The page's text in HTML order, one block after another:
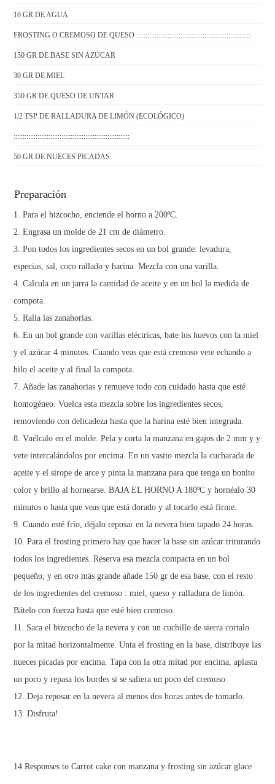
10 GR DE AGUA
FROSTING O CREMOSO DE QUESO ::::::::::::::::::::::::::::::::::::::::::::::::::::::::::::::
150 GR DE BASE SIN AZÚCAR
30 GR DE MIEL
350 GR DE QUESO DE UNTAR
1/2 TSP DE RALLADURA DE LIMÓN (ECOLÓGICO)
:::::::::::::::::::::::::::::::::::::::::::::::::::::::::::::::
50 GR DE NUECES PICADAS
Preparación
Para el bizcocho, enciende el horno a 200ºC.
Engrasa un molde de 21 cm de diámetro.
Pon todos los ingredientes secos en un bol grande: levadura,
especias, sal, coco rallado y harina. Mezcla con una varilla.
Calcula en un jarra la cantidad de aceite y en un bol la medida de
compota.
Ralla las zanahorias.
En un bol grande con varillas eléctricas, bate los huevos con la miel
y el azúcar 4 minutos. Cuando veas que está cremoso vete echando a
hilo el aceite y al final la compota.
Añade las zanahorias y remueve todo con cuidado hasta que esté
homogéneo. Vuelca esta mezcla sobre los ingredientes secos,
removiendo con delicadeza hasta que la harina esté bien integrada.
Vuélcalo en el molde. Pela y corta la manzana en gajos de 2 mm y y
vete intercalándolos por encima. En un vasito mezcla la cucharada de
aceite y el sirope de arce y pinta la manzana para que tenga un bonito
color y brillo al hornearse. BAJA EL HORNO A 180ºC y hornéalo 30
minutos o hasta que veas que está dorado y al tocarlo está firme.
Cuando esté frío, déjalo reposar en la nevera bien tapado 24 horas.
Para el frosting primero hay que hacer la base sin azúcar triturando
todos los ingredientes. Reserva esa mezcla compacta en un bol
pequeño, y en otro más grande añade 150 gr de esa base, con el resto
de los ingredientes del cremoso : miel, queso y ralladura de limón.
Bátelo con fuerza hasta que esté bien cremoso.
Saca el bizcocho de la nevera y con un cuchillo de sierra cortalo
por la mitad horizontalmente. Unta el frosting en la base, distribuye las
nueces picadas por encima. Tapa con la otra mitad por encima, aplasta
un poco y repasa los bordes si se saliera un poco del cremoso.
Deja reposar en la nevera al menos dos horas antes de tomarlo.
Disfruta!
14 Responses to Carrot cake con manzana y frosting sin azúcar glace